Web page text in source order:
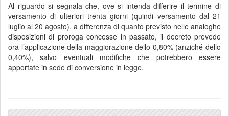
Al riguardo si segnala che, ove si intenda differire il termine di
versamento di ulteriori trenta giorni (quindi versamento dal 21
luglio al 20 agosto), a differenza di quanto previsto nelle analoghe
disposizioni di proroga concesse in passato, il decreto prevede
ora l’applicazione della maggiorazione dello 0,80% (anziché dello
0,40%), salvo eventuali modifiche che potrebbero essere
apportate in sede di conversione in legge.